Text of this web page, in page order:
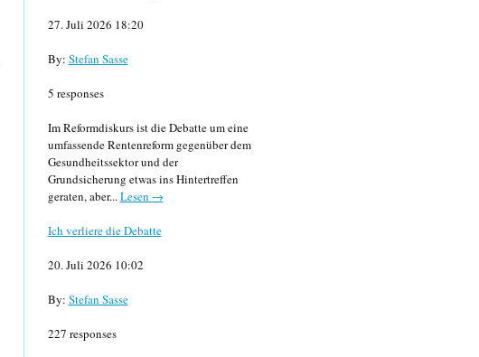
27. Juli 2026 18:20
By: Stefan Sasse
5 responses
Im Reformdiskurs ist die Debatte um eine
umfassende Rentenreform gegenüber dem
Gesundheitssektor und der
Grundsicherung etwas ins Hintertreffen
geraten, aber...Lesen →
Ich verliere die Debatte
20. Juli 2026 10:02
By: Stefan Sasse
227 responses